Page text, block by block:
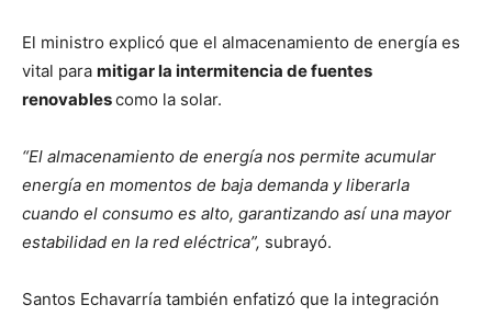
El ministro explicó que el almacenamiento de energía es
vital para mitigar la intermitencia de fuentes
renovablescomo la solar.
“El almacenamiento de energía nos permite acumular
energía en momentos de baja demanda y liberarla
cuando el consumo es alto, garantizando así una mayor
estabilidad en la red eléctrica”, subrayó.
Santos Echavarría también enfatizó que la integración